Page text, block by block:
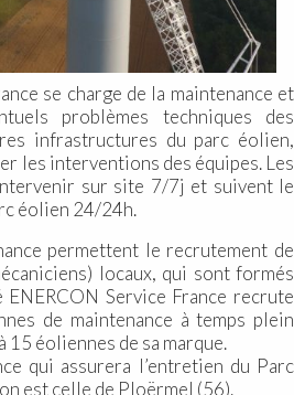
se charge de la maintenance et
problèmes techniques des
infrastructures du parc éolien,
les interventions des équipes. Les
sur site 7/7j et suivent le
éolien 24/24h.
permettent le recrutement de
locaux, qui sont formés
Service France recrute
de maintenance à temps plein
15 éoliennes de sa marque.
qui assurera l’entretien du Parc
est celle de Ploërmel (56).